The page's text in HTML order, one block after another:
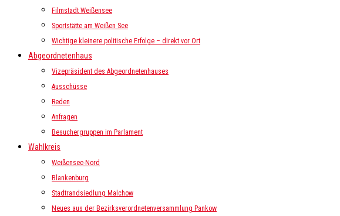
Filmstadt Weißensee
Sportstätte am Weißen See
Wichtige kleinere politische Erfolge – direkt vor Ort
Abgeordnetenhaus
Vizepräsident des Abgeordnetenhauses
Ausschüsse
Reden
Anfragen
Besuchergruppen im Parlament
Wahlkreis
Weißensee-Nord
Blankenburg
Stadtrandsiedlung Malchow
Neues aus der Bezirksverordnetenversammlung Pankow